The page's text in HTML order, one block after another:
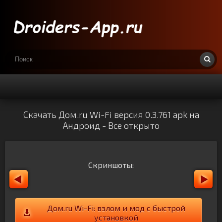
Скачать Дом.ru Wi-Fi версия 0.3.761 apk на
Андроид - Все открыто
Скриншоты:
Дом.ru Wi-Fi: взлом и мод с быстрой
установкой